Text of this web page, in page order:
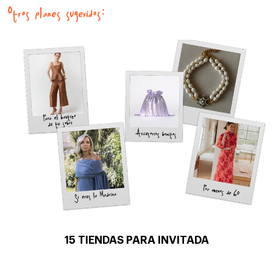
Otros planes sugeridos:
15 TIENDAS PARA INVITADA